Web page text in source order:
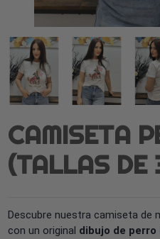
CAMISETA
(TALLAS
Descubre nuestra camiseta de
con un original dibujo de perro